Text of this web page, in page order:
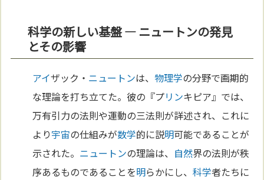
科学の新しい基盤 — ニュートンの発見
とその影響
アイザック・ ニュートンは、 物理学の分野で画期的
な理論を打ち立てた。彼の『プリンキピア』では、
万有引力の法則や運動の三法則が詳述され、これに
より宇宙の仕組みが数学的に説明可能であることが
示された。 ニュートンの理論は、 自然界の法則が秩
序あるものであることを明らかにし、科学者たちに